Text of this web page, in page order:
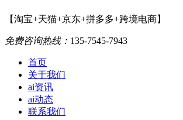
【淘宝+天猫+京东+拼多多+跨境电商】
免费咨询热线： 135-7545-7943
首页
关于我们
ai资讯
ai动态
联系我们